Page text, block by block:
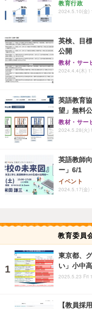
教育行政
2024.5.10(金)
英検、目
公開
教材・サー
2024.4.4(木)
英語教育
望」無料
教材・サー
2024.5.28(火)
英語教師
ー」6/1
イベント
2024.5.17(金)
教育委員
東京都、
い」小中
2025.5.23 Fri
【教員採